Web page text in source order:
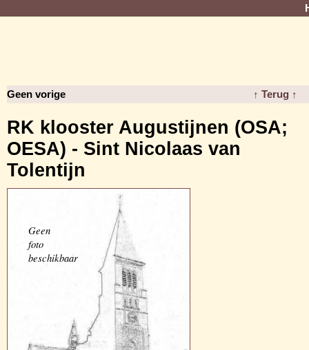
Geen vorige ↑ Terug ↑
RK klooster Augustijnen (OSA;
OESA) - Sint Nicolaas van
Tolentijn
Geen
foto
beschikbaar